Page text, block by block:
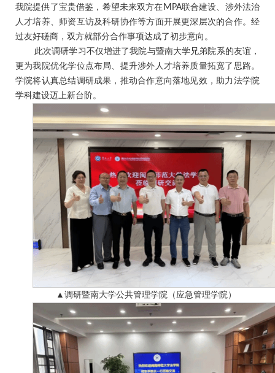
我院提供了宝贵借鉴，希望未来双方在 MPA联合建设、涉外法治
人才培养、师资互访及科研协作等方面开展更深层次的合作。经
过友好磋商，双方就部分合作事项达成了初步意向。
此次调研学习不仅增进了我院与暨南大学兄弟院系的友谊，
更为我院优化学位点布局、提升涉外人才培养质量拓宽了思路。
学院将认真总结调研成果，推动合作意向落地见效，助力法学院
学科建设迈上新台阶。
▲ 调研暨南大学公共管理学院（应急管理学院）